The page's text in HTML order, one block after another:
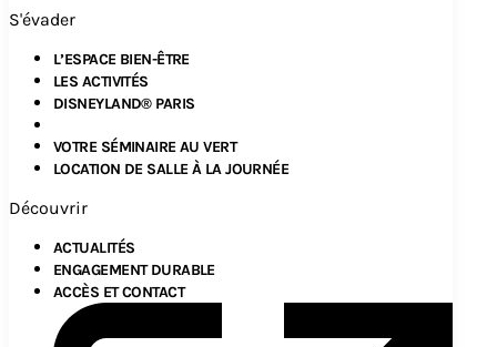
S'évader
L’ESPACE BIEN-ÊTRE
LES ACTIVITÉS
DISNEYLAND® PARIS
VOTRE SÉMINAIRE AU VERT
LOCATION DE SALLE À LA JOURNÉE
Découvrir
ACTUALITÉS
ENGAGEMENT DURABLE
ACCÈS ET CONTACT